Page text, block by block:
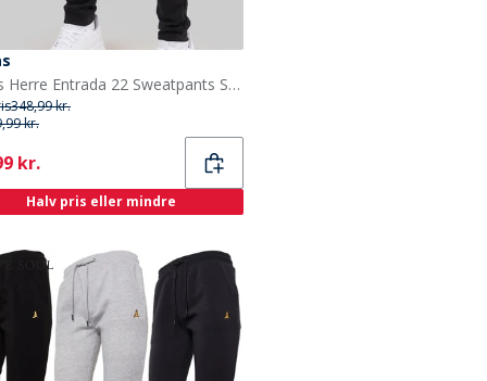
adidas Herre Entrada 22 Sweatpants Sort
348,99 kr.
kr.
kr.
Halv pris eller mindre